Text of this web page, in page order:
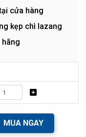
cửa hàng
kẹp chì lazang
hãng
MUA NGAY